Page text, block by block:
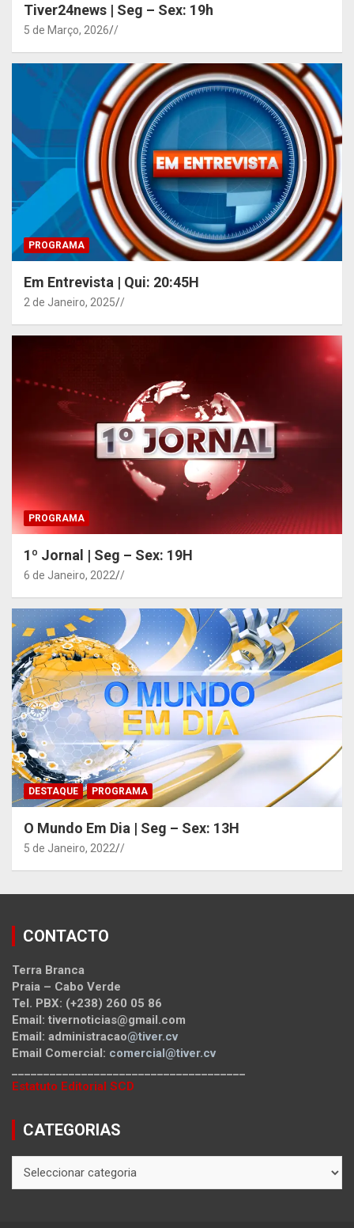
Tiver24news | Seg – Sex: 19h
5 de Março, 2026 /
PROGRAMA
Em Entrevista | Qui: 20:45H
2 de Janeiro, 2025 /
PROGRAMA
1º Jornal | Seg – Sex: 19H
6 de Janeiro, 2022 /
DESTAQUE PROGRAMA
O Mundo Em Dia | Seg – Sex: 13H
5 de Janeiro, 2022 /
CONTACTO
Terra Branca
Praia – Cabo Verde
Tel. PBX: (+238) 260 05 86
Email: tivernoticias@gmail.com
Email: administracao@tiver.cv
Email Comercial: comercial@tiver.cv
Estatuto Editorial SCD
CATEGORIAS